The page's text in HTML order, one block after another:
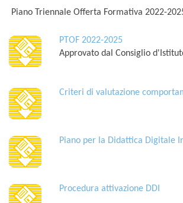
Piano Triennale Offerta Formativa 2022-
PTOF 2022-2025
Approvato dal Consiglio
Criteri di valutazione
Piano per la Didattica Digitale
Procedura attivazione DDI